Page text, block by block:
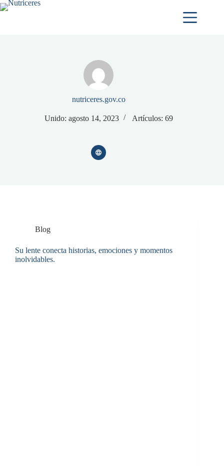
nutriceres.gov.co
Unido: agosto 14, 2023 Artículos: 69
Blog
Su lente conecta historias, emociones y momentos
inolvidables.